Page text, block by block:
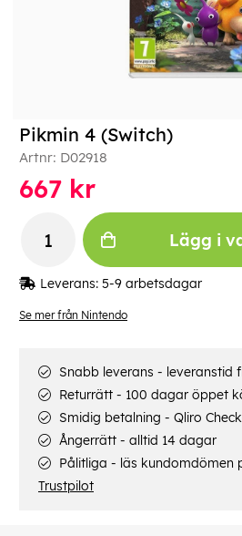
Se mer från Nintendo
Pikmin 4 (Switch)
Artnr: D02918
667 kr
Lägg i
Leverans: 5-9 arbetsdagar
Snabb leverans - leveranstid
Returrätt - 100 dagar öppet
Smidig betalning - Qliro
Ångerrätt - alltid 14 dagar
Pålitliga - läs kundomdömen
Trustpilot